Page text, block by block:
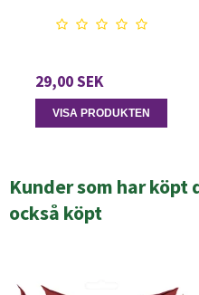
29,00 SEK
VISA PRODUKTEN
Kunder som har köpt
också köpt